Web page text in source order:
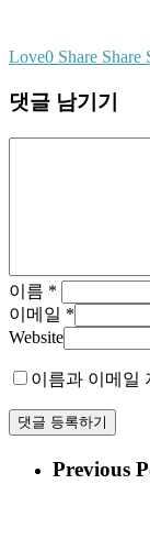
Love0 Share Share
댓글 남기기
이름 *
이메일 *
Website
이름과 이메일
Previous